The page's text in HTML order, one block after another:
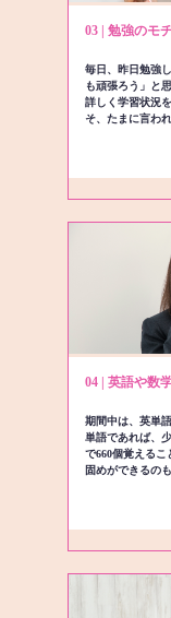
03 | 勉強のモ
毎日、昨日勉強
も頑張ろう」と思
詳しく学習状況
そ、たまに言わ
04 | 英語や数
期間中は、英単
単語であれば、
で660個覚える
固めができるの